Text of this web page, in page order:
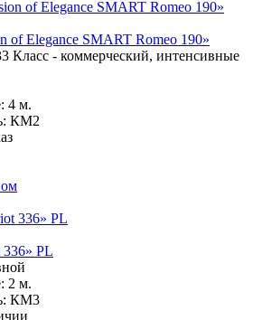
of Elegance SMART Romeo 190»
Класс - коммерческий, интенсивные
4 м.
КМ2
PL
2 м.
КМ3